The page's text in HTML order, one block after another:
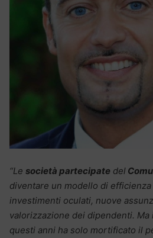
“Le società partecipate del
diventare un modello di
investimenti oculati, nuove
valorizzazione dei dipendenti. Ma
questi anni ha solo mortificato il